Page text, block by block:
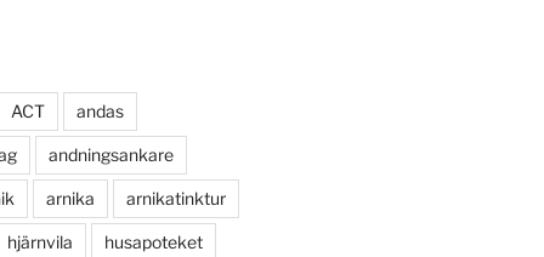
ACT andas
andningsankare
arnika arnikatinktur
hjärnvila husapoteket